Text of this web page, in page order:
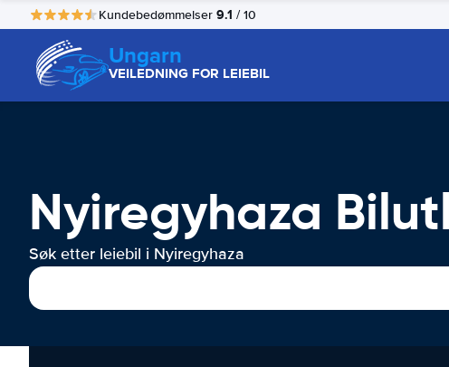
Kundebedømmelser 9.1 / 10
Ungarn
VEILEDNING FOR LEIEBIL
Nyiregyhaza
Søk etter leiebil i Nyiregyhaza